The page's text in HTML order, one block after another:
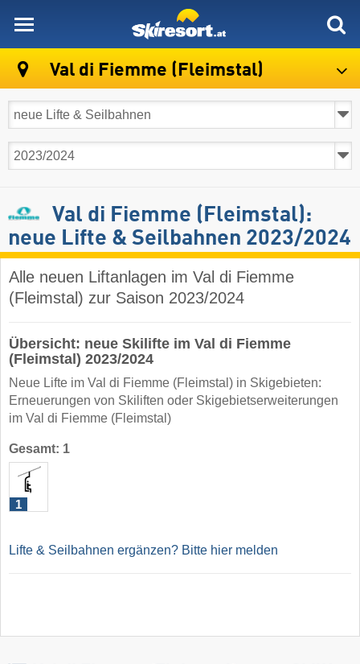
Val di Fiemme (Fleimstal)
Val di Fiemme (Fleimstal):
neue Lifte & Seilbahnen 2023/2024
Alle neuen Liftanlagen im Val di Fiemme
(Fleimstal) zur Saison 2023/2024
Übersicht: neue Skilifte im Val di Fiemme
(Fleimstal) 2023/2024
Neue Lifte im Val di Fiemme (Fleimstal) in Skigebieten:
Erneuerungen von Skiliften oder Skigebietserweiterungen
im Val di Fiemme (Fleimstal)
Gesamt: 1
1
Lifte & Seilbahnen ergänzen? Bitte hier melden